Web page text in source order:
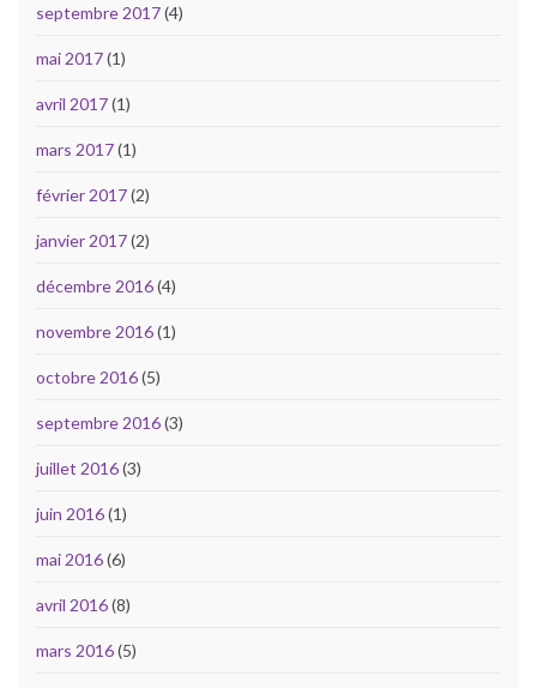
septembre 2017(4)
mai 2017(1)
avril 2017(1)
mars 2017(1)
février 2017(2)
janvier 2017(2)
décembre 2016(4)
novembre 2016(1)
octobre 2016(5)
septembre 2016(3)
juillet 2016(3)
juin 2016(1)
mai 2016(6)
avril 2016(8)
mars 2016(5)